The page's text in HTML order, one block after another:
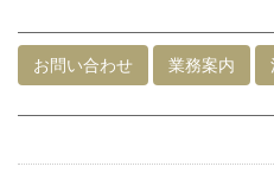
お問い合わせ 業務案内